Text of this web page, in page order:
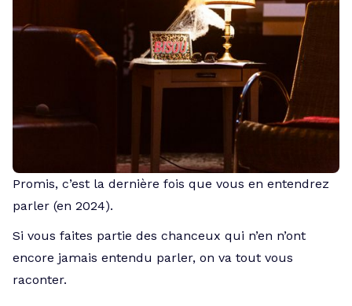
Promis, c’est la dernière fois que vous en entendrez
parler (en 2024).
Si vous faites partie des chanceux qui n’en n’ont
encore jamais entendu parler, on va tout vous
raconter.